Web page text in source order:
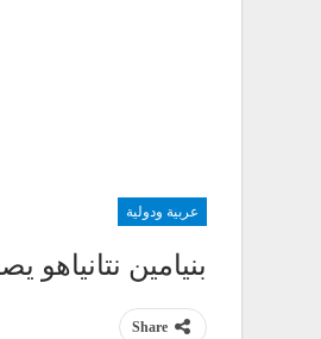
عربية ودولية
بنيامين
Share